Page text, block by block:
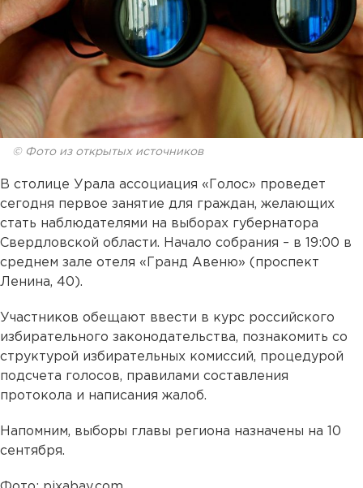
© Фото из открытых источников
В столице Урала ассоциация «Голос» проведет
сегодня первое занятие для граждан, желающих
стать наблюдателями на выборах губернатора
Свердловской области. Начало собрания – в 19:00 в
среднем зале отеля «Гранд Авеню» (проспект
Ленина, 40).
Участников обещают ввести в курс российского
избирательного законодательства, познакомить со
структурой избирательных комиссий, процедурой
подсчета голосов, правилами составления
протокола и написания жалоб.
Напомним, выборы главы региона назначены на 10
сентября.